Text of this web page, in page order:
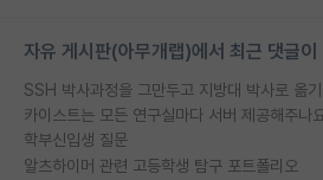
자유 게시판(아무개랩)에서 최근 댓글이
카이스트는 모든 연구실마다 서버 제공해주나
학부신입생 질문
알츠하이머 관련 고등학생 탐구 포트폴리오